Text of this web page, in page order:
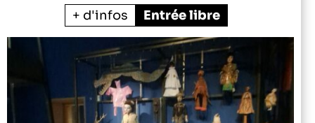
+ d'infos Entrée libre